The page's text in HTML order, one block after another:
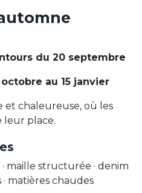
du 20 septembre
au 15 janvier
et chaleureuse, où les
leur place.
· maille structurée · denim
matières chaudes